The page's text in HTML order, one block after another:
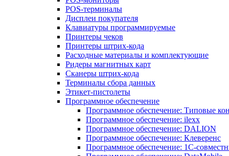
POS-терминалы
Дисплеи покупателя
Клавиатуры программируемые
Принтеры чеков
Принтеры штрих-кода
Расходные материалы и комплектующие
Ридеры магнитных карт
Сканеры штрих-кода
Терминалы сбора данных
Этикет-пистолеты
Программное обеспечение
Программное обеспечение: Типовые
Программное обеспечение: ilexx
Программное обеспечение: DALION
Программное обеспечение: Клеверенс
Программное обеспечение: 1С-